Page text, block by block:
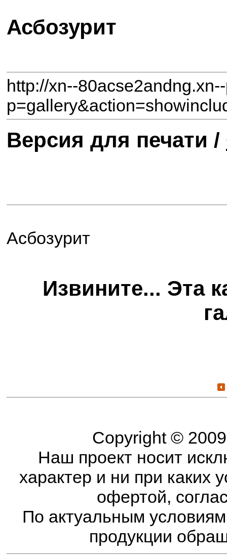
Асбозурит
http://xn--
Версия для печати /
Асбозурит
Извините... Эта
Copyright ©
Наш проект носит
характер и ни при каких
офертой,
По актуальным
продукции